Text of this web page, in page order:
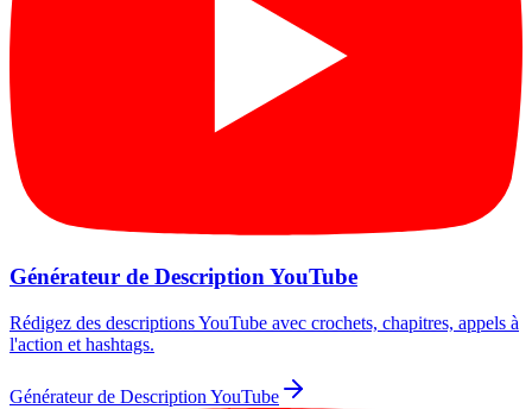
Générateur de Description YouTube
Rédigez des descriptions YouTube avec crochets, chapitres, appels à
l'action et hashtags.
Générateur de Description YouTube